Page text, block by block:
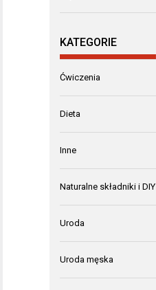
KATEGORIE
Ćwiczenia
Dieta
Inne
Naturalne składniki i DIY
Uroda
Uroda męska